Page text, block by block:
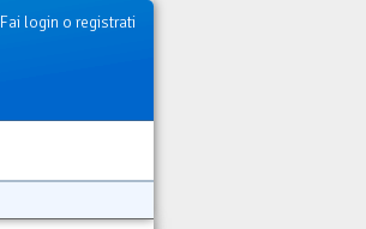
Fai login o registrati